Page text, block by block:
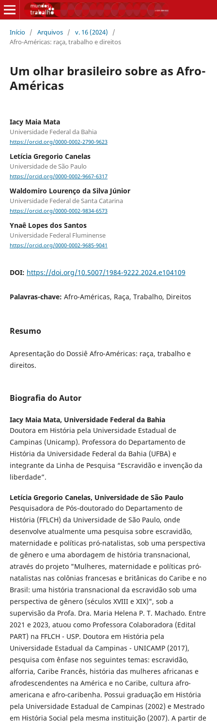
Início / Arquivos / v. 16 (2024)
/
Afro-Américas: raça, trabalho e direitos
Um olhar brasileiro sobre as Afro-
Américas
Iacy Maia Mata
Universidade Federal da Bahia
https://orcid.org/0000-0002-2790-9623
Letícia Gregorio Canelas
Universidade de São Paulo
https://orcid.org/0000-0002-9667-6317
Waldomiro Lourenço da Silva Júnior
Universidade Federal de Santa Catarina
https://orcid.org/0000-0002-9834-6573
Ynaê Lopes dos Santos
Universidade Federal Fluminense
https://orcid.org/0000-0002-9685-9041
DOI: https://doi.org/10.5007/1984-9222.2024.e104109
Palavras-chave: Afro-Américas, Raça, Trabalho, Direitos
Resumo
Apresentação do Dossiê Afro-Américas: raça, trabalho e
direitos.
Biografia do Autor
Iacy Maia Mata, Universidade Federal da Bahia
Doutora em História pela Universidade Estadual de
Campinas (Unicamp). Professora do Departamento de
História da Universidade Federal da Bahia (UFBA) e
integrante da Linha de Pesquisa “Escravidão e invenção da
liberdade”.
Letícia Gregorio Canelas, Universidade de São Paulo
Pesquisadora de Pós-doutorado do Departamento de
História (FFLCH) da Universidade de São Paulo, onde
desenvolve atualmente uma pesquisa sobre escravidão,
maternidade e políticas pró-natalistas, sob uma perspectiva
de gênero e uma abordagem de história transnacional,
através do projeto "Mulheres, maternidade e políticas pró-
natalistas nas colônias francesas e britânicas do Caribe e no
Brasil: uma história transnacional da escravidão sob uma
perspectiva de gênero (séculos XVIII e XIX)", sob a
supervisão da Profa. Dra. Maria Helena P. T. Machado. Entre
2021 e 2023, atuou como Professora Colaboradora (Edital
PART) na FFLCH - USP. Doutora em História pela
Universidade Estadual da Campinas - UNICAMP (2017),
pesquisa com ênfase nos seguintes temas: escravidão,
alforria, Caribe Francês, história das mulheres africanas e
afrodescendentes na América e no Caribe, cultura afro-
americana e afro-caribenha. Possui graduação em História
pela Universidade Estadual de Campinas (2002) e Mestrado
em História Social pela mesma instituição (2007). A partir de